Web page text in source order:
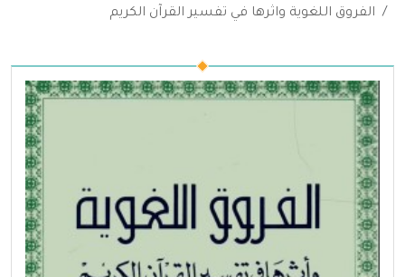
الفروق اللغوية واثرها في تفسير القرآن الكريم